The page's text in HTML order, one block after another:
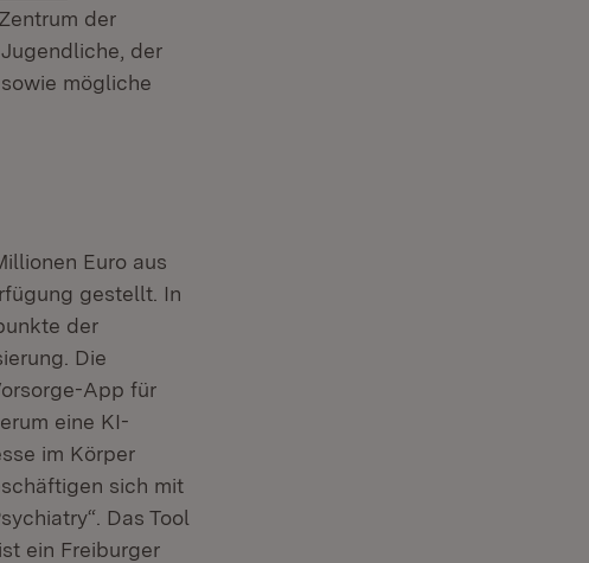
der
der
mögliche
Euro aus
gestellt. In
der
Die
App für
eine KI-
im Körper
sich mit
Das Tool
ein Freiburger